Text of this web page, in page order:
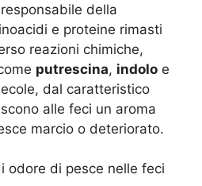
della
e proteine rimasti
reazioni chimiche,
putrescina, indolo e
dal caratteristico
alle feci un aroma
marcio o deteriorato.
odore di pesce nelle feci